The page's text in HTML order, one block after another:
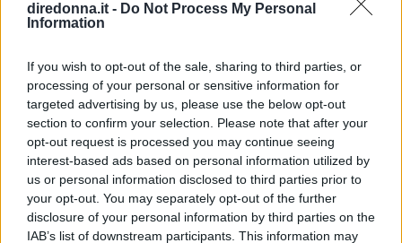
diredonna.it - Do Not Process My Personal
Information
If you wish to opt-out of the sale, sharing to third parties, or
processing of your personal or sensitive information for
targeted advertising by us, please use the below opt-out
section to confirm your selection. Please note that after your
opt-out request is processed you may continue seeing
interest-based ads based on personal information utilized by
us or personal information disclosed to third parties prior to
your opt-out. You may separately opt-out of the further
disclosure of your personal information by third parties on the
IAB’s list of downstream participants. This information may
GOSSIP